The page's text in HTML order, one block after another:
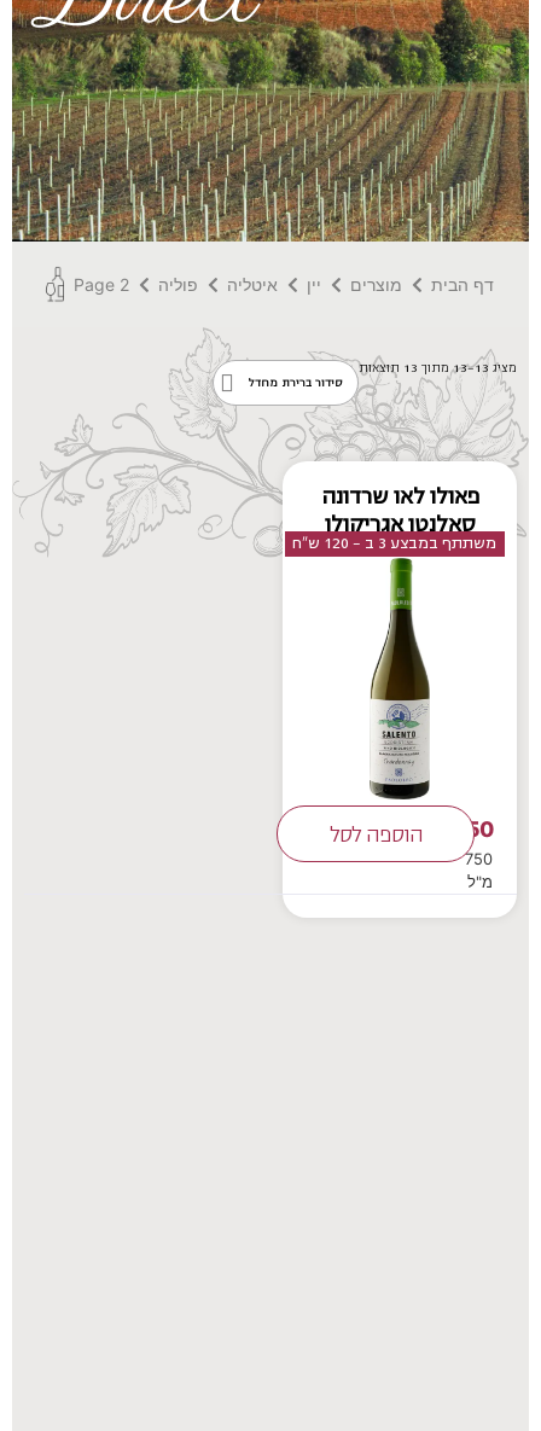
דף הבית מוצרים יין איטליה פוליה Page 2
מציג 13–13 מתוך 13 תוצאות
פאולו לאו שרדונה
סאלנטו אגריקולו
משתתף במבצע 3 ב - 120 ש"ח
50
750
מ"ל
הוספה לסל